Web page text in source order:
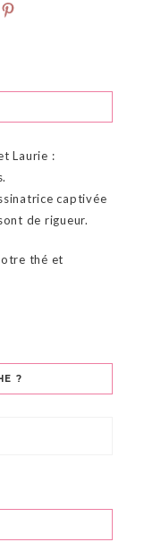
Laurie :
captivée
de rigueur.
thé et
?